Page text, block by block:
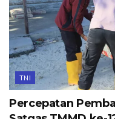
TNI
Percepatan